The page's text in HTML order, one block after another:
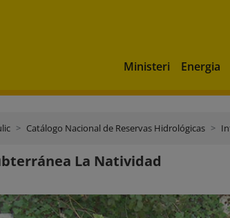
Ministeri Energia
Catálogo Nacional de Reservas Hidrológicas
La Natividad